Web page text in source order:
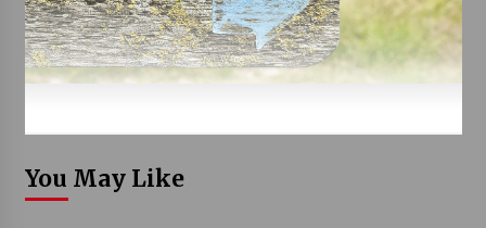
You May Like